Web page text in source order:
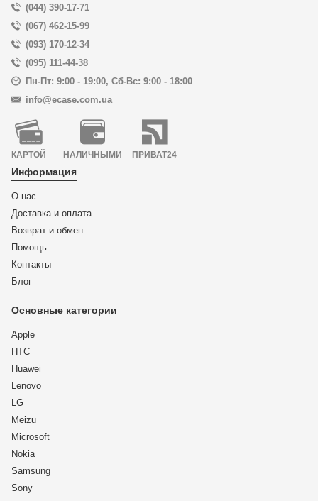
(044) 390-17-71
(067) 462-15-99
(093) 170-12-34
(095) 111-44-38
Пн-Пт: 9:00 - 19:00, Сб-Вс: 9:00 - 18:00
info@ecase.com.ua
КАРТОЙ НАЛИЧНЫМИ ПРИВАТ24
Информация
О нас
Доставка и оплата
Возврат и обмен
Помощь
Контакты
Блог
Основные категории
Apple
HTC
Huawei
Lenovo
LG
Meizu
Microsoft
Nokia
Samsung
Sony